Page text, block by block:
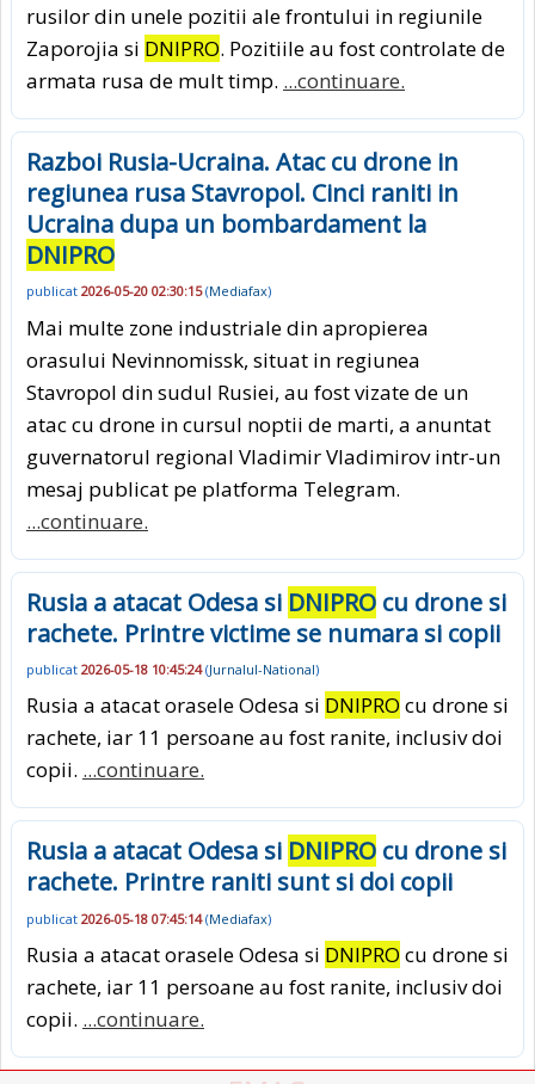
rusilor din unele pozitii ale frontului in regiunile
Zaporojia si DNIPRO. Pozitiile au fost controlate de
armata rusa de mult timp. ...continuare.
Razboi Rusia-Ucraina. Atac cu drone in
regiunea rusa Stavropol. Cinci raniti in
Ucraina dupa un bombardament la
DNIPRO
publicat 2026-05-20 02:30:15(Mediafax)
Mai multe zone industriale din apropierea
orasului Nevinnomissk, situat in regiunea
Stavropol din sudul Rusiei, au fost vizate de un
atac cu drone in cursul noptii de marti, a anuntat
guvernatorul regional Vladimir Vladimirov intr-un
mesaj publicat pe platforma Telegram.
...continuare.
Rusia a atacat Odesa si DNIPRO cu drone si
rachete. Printre victime se numara si copii
publicat 2026-05-18 10:45:24(Jurnalul-National)
Rusia a atacat orasele Odesa si DNIPRO cu drone si
rachete, iar 11 persoane au fost ranite, inclusiv doi
copii. ...continuare.
Rusia a atacat Odesa si DNIPRO cu drone si
rachete. Printre raniti sunt si doi copii
publicat 2026-05-18 07:45:14(Mediafax)
Rusia a atacat orasele Odesa si DNIPRO cu drone si
rachete, iar 11 persoane au fost ranite, inclusiv doi
copii. ...continuare.